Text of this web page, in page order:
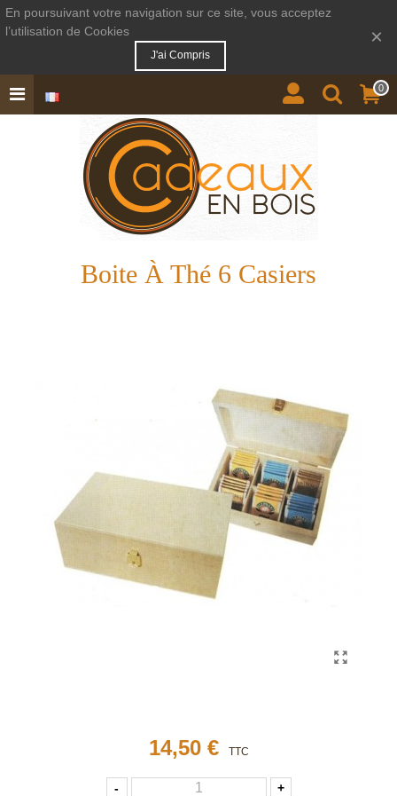
En poursuivant votre navigation sur ce site, vous acceptez
l’utilisation de Cookies
J'ai Compris
×
0
Boite À Thé 6 Casiers
14,50 € TTC
- +